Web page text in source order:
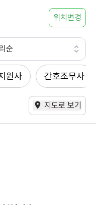
위치변경
순
원사 간호조무사
지도로 보기